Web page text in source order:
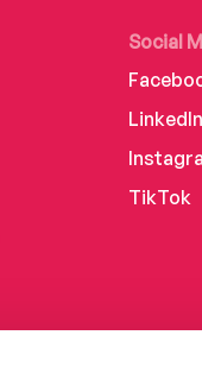
Social
LinkedIn
TikTok